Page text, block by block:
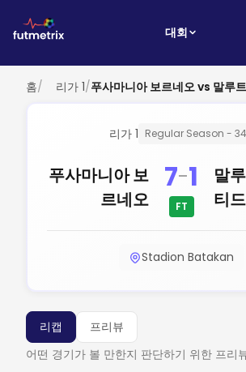
대회
홈/ 리가 1/푸사마니아 보르네오 vs 말루
리가 1 Regular Season - 34
푸사마니아 보
르네오
7-1
FT
말
티드
Stadion Batakan
리캡
프리뷰
어떤 경기가 볼 만한지 판단하기 위한 프리